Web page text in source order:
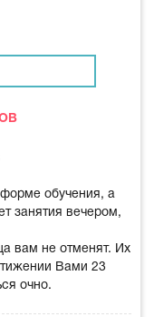
обучения, а
занятия вечером,
вам не отменят. Их
Вами 23
очно.